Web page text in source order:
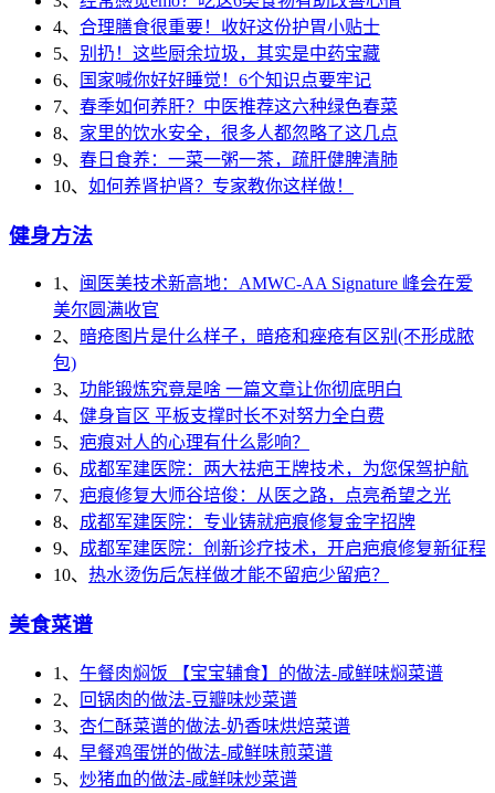
4、 合理膳食很重要！收好这份护胃小贴士
5、 别扔！这些厨余垃圾，其实是中药宝藏
6、
国家喊你好好睡觉！6个知识点要牢记
7、 春季如何养肝？中医推荐这六种绿色春菜
8、 家里的饮水安全，很多人都忽略了这几点
9、 春日食养：一菜一粥一茶，疏肝健脾清肺
10、 如何养肾护肾？专家教你这样做！
健身方法
1、 闽医美技术新高地：AMWC-AA Signature 峰会在爱
美尔圆满收官
2、
暗疮图片是什么样子，暗疮和痤疮有区别(不形成脓
包)
3、 功能锻炼究竟是啥 一篇文章让你彻底明白
4、 健身盲区 平板支撑时长不对努力全白费
5、 疤痕对人的心理有什么影响？
6、 成都军建医院：两大祛疤王牌技术，为您保驾护航
7、 疤痕修复大师谷培俊：从医之路，点亮希望之光
8、 成都军建医院：专业铸就疤痕修复金字招牌
9、 成都军建医院：创新诊疗技术，开启疤痕修复新征程
10、 热水烫伤后怎样做才能不留疤少留疤？
美食菜谱
1、 午餐肉焖饭 【宝宝辅食】的做法-咸鲜味焖菜谱
2、
回锅肉的做法-豆瓣味炒菜谱
3、 杏仁酥菜谱的做法-奶香味烘焙菜谱
4、 早餐鸡蛋饼的做法-咸鲜味煎菜谱
5、 炒猪血的做法-咸鲜味炒菜谱